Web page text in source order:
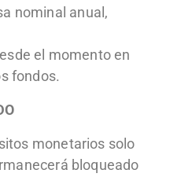
nominal anual,
el momento en
fondos.
monetarios solo
bloqueado